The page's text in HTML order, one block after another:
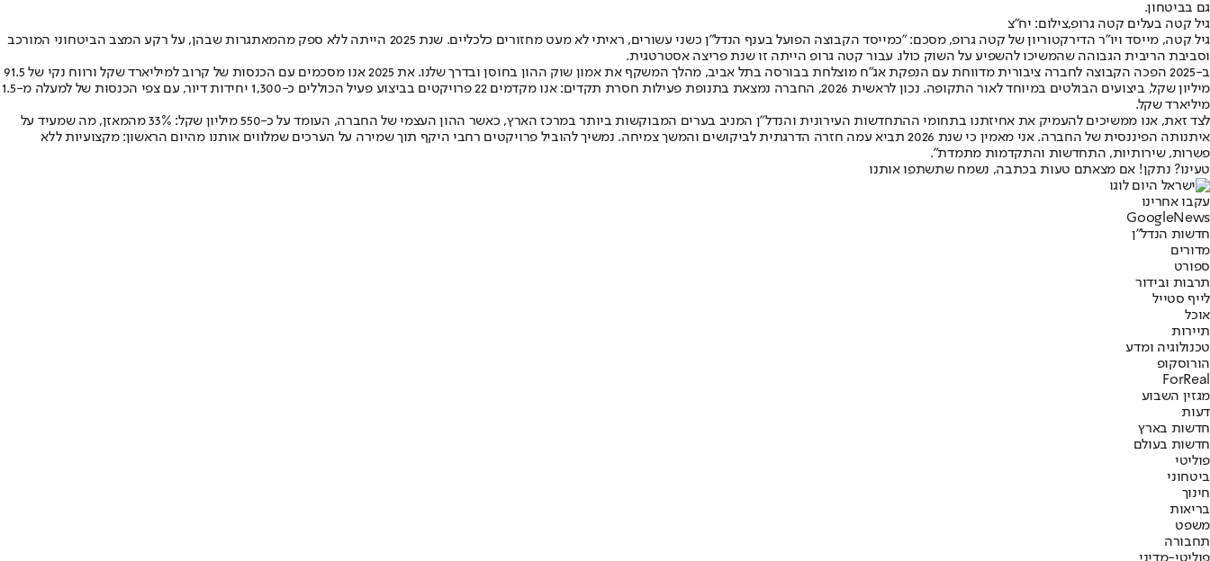
גם בביטחון.
גיל קטה בעלים קטה גרופ,צילום: יח"צ
גיל קטה, מייסד ויו"ר הדירקטוריון של קטה גרופ, מסכם: "כמייסד הקבוצה הפועל בענף הנדל"ן כשני עשורים, ראיתי לא מעט מחזורים כלכליים. שנת 2025 הייתה ללא ספק מהמאתגרות שבהן, על רקע המצב הביטחוני המורכב
וסביבת הריבית הגבוהה שהמשיכו להשפיע על השוק כולו. עבור קטה גרופ הייתה זו שנת פריצה אסטרטגית.
ב-2025 הפכה הקבוצה לחברה ציבורית מדווחת עם הנפקת אג"ח מוצלחת בבורסה בתל אביב, מהלך המשקף את אמון שוק ההון בחוסן ובדרך שלנו. את 2025 אנו מסכמים עם הכנסות של קרוב למיליארד שקל ורווח נקי של 91.5
מיליון שקל, ביצועים הבולטים במיוחד לאור התקופה. נכון לראשית 2026, החברה נמצאת בתנופת פעילות חסרת תקדים: אנו מקדמים 22 פרויקטים בביצוע פעיל הכוללים כ-1,300 יחידות דיור, עם צפי הכנסות של למעלה מ-1.5
מיליארד שקל.
לצד זאת, אנו ממשיכים להעמיק את אחיזתנו בתחומי ההתחדשות העירונית והנדל"ן המניב בערים המבוקשות ביותר במרכז הארץ, כאשר ההון העצמי של החברה, העומד על כ-550 מיליון שקל: 33% מהמאזן, מה שמעיד על
איתנותה הפיננסית של החברה. אני מאמין כי שנת 2026 תביא עמה חזרה הדרגתית לביקושים והמשך צמיחה. נמשיך להוביל פרויקטים רחבי היקף תוך שמירה על הערכים שמלווים אותנו מהיום הראשון: מקצועיות ללא
פשרות, שירותיות, התחדשות והתקדמות מתמדת".
טעינו? נתקן! אם מצאתם טעות בכתבה, נשמח שתשתפו אותנו
עקבו אחרינו
Googl eNews
חדשות הנדל"ן
מדורים
ספורט
תרבות ובידור
לייף סטייל
אוכל
תיירות
טכנולוגיה ומדע
הורוסקופ
ForReal
מגזין השבוע
דעות
חדשות בארץ
חדשות בעולם
פוליטי
ביטחוני
חינוך
בריאות
משפט
תחבורה